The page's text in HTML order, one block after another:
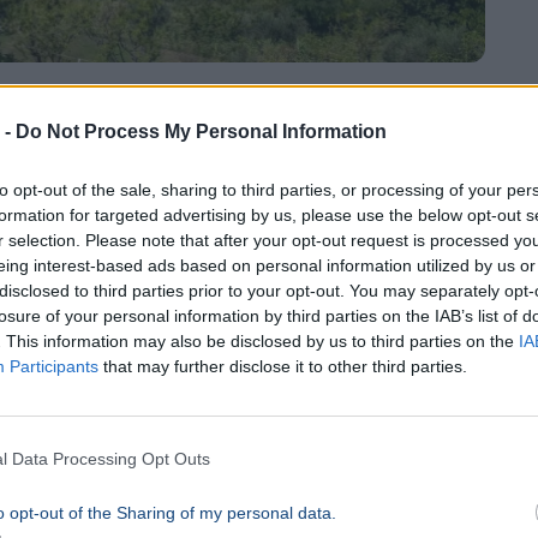
- Do Not Process My Personal Information
opt-out of the sale, sharing to third parties, or processing of your
for targeted advertising by us, please use the below opt-out
selection. Please note that after your opt-out request is processed
interest-based ads based on personal information utilized by us
to third parties prior to your opt-out. You may separately
of your personal information by third parties on the IAB’s list of
This information may also be disclosed by us to third parties on the
Participants that may further disclose it to other third parties.
Data Processing Opt Outs
opt-out of the Sharing of my personal data.
meg pénteken a horvát tengerpartot, károkról nem
száma - Brüsszel páros